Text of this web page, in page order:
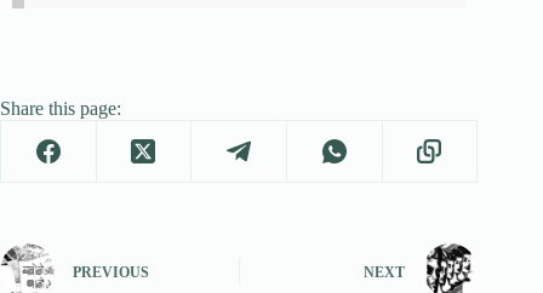
Share this page:
PREVIOUS NEXT